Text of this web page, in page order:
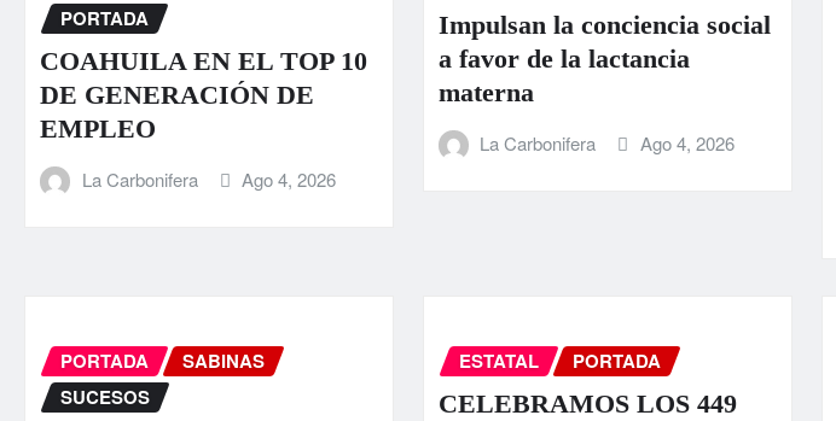
PORTADA
COAHUILA EN EL TOP 10
DE GENERACIÓN DE
EMPLEO
La Carbonifera Ago 4, 2026
Impulsan la conciencia social
a favor de la lactancia
materna
La Carbonifera Ago 4, 2026
PORTADA
SABINAS
SUCESOS
ESTATAL PORTADA
CELEBRAMOS LOS 449